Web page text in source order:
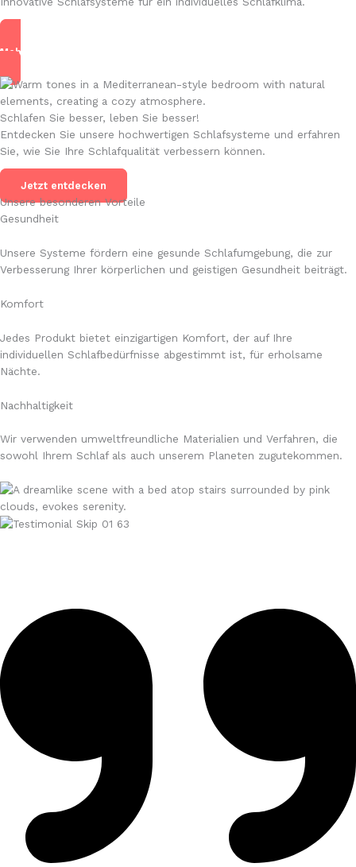
Mehr lesen
Schlafen Sie besser, leben Sie besser!
Entdecken Sie unsere hochwertigen Schlafsysteme und erfahren
Sie, wie Sie Ihre Schlafqualität verbessern können.
Jetzt entdecken
Unsere besonderen Vorteile
Gesundheit
Unsere Systeme fördern eine gesunde Schlafumgebung, die zur
Verbesserung Ihrer körperlichen und geistigen Gesundheit beiträgt.
Komfort
Jedes Produkt bietet einzigartigen Komfort, der auf Ihre
individuellen Schlafbedürfnisse abgestimmt ist, für erholsame
Nächte.
Nachhaltigkeit
Wir verwenden umweltfreundliche Materialien und Verfahren, die
sowohl Ihrem Schlaf als auch unserem Planeten zugutekommen.